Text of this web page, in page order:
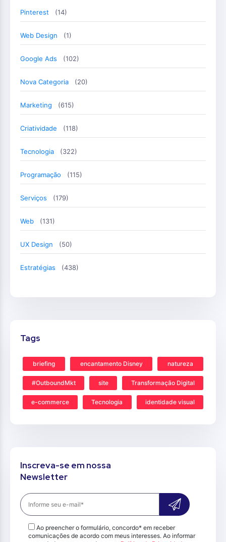
Pinterest (14)
Web Design (1)
Google Ads (102)
Nova Categoria (20)
Marketing (615)
Criatividade (118)
Tecnologia (322)
Programação (115)
Serviços (179)
Web (131)
UX Design (50)
Estratégias (438)
Tags
briefing encantamento Disney natureza
#OutboundMkt site Transformação Digital
e-commerce Tecnologia identidade visual
Inscreva-se em nossa
Newsletter
Ao preencher o formulário, concordo* em receber
comunicações de acordo com meus interesses. Ao informar